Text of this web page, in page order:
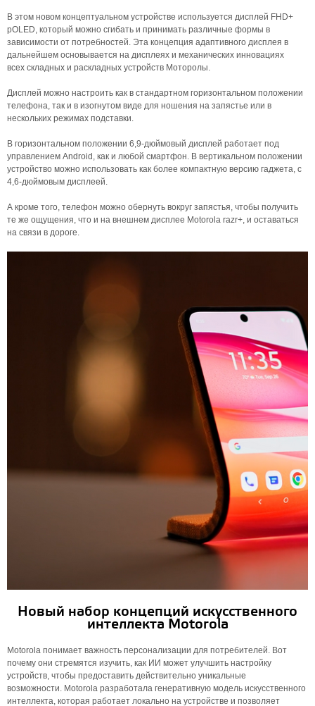
В этом новом концептуальном устройстве используется дисплей FHD+
pOLED, который можно сгибать и принимать различные формы в
зависимости от потребностей. Эта концепция адаптивного дисплея в
дальнейшем основывается на дисплеях и механических инновациях
всех складных и раскладных устройств Моторолы.
Дисплей можно настроить как в стандартном горизонтальном положении
телефона, так и в изогнутом виде для ношения на запястье или в
нескольких режимах подставки.
В горизонтальном положении 6,9-дюймовый дисплей работает под
управлением Android, как и любой смартфон. В вертикальном положении
устройство можно использовать как более компактную версию гаджета, с
4,6-дюймовым дисплеей.
А кроме того, телефон можно обернуть вокруг запястья, чтобы получить
те же ощущения, что и на внешнем дисплее Motorola razr+, и оставаться
на связи в дороге.
Новый набор концепций искусственного
интеллекта Motorola
Motorola понимает важность персонализации для потребителей. Вот
почему они стремятся изучить, как ИИ может улучшить настройку
устройств, чтобы предоставить действительно уникальные
возможности. Motorola разработала генеративную модель искусственного
интеллекта, которая работает локально на устройстве и позволяет